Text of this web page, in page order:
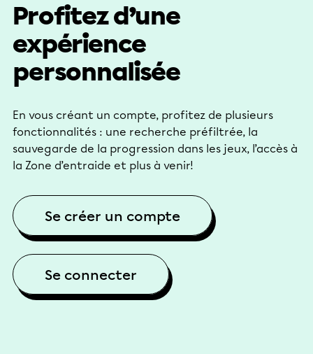
Profitez d’une
expérience
personnalisée
En vous créant un compte, profitez de plusieurs
fonctionnalités : une recherche préfiltrée, la
sauvegarde de la progression dans les jeux, l’accès à
la Zone d’entraide et plus à venir!
Se créer un compte
Se connecter